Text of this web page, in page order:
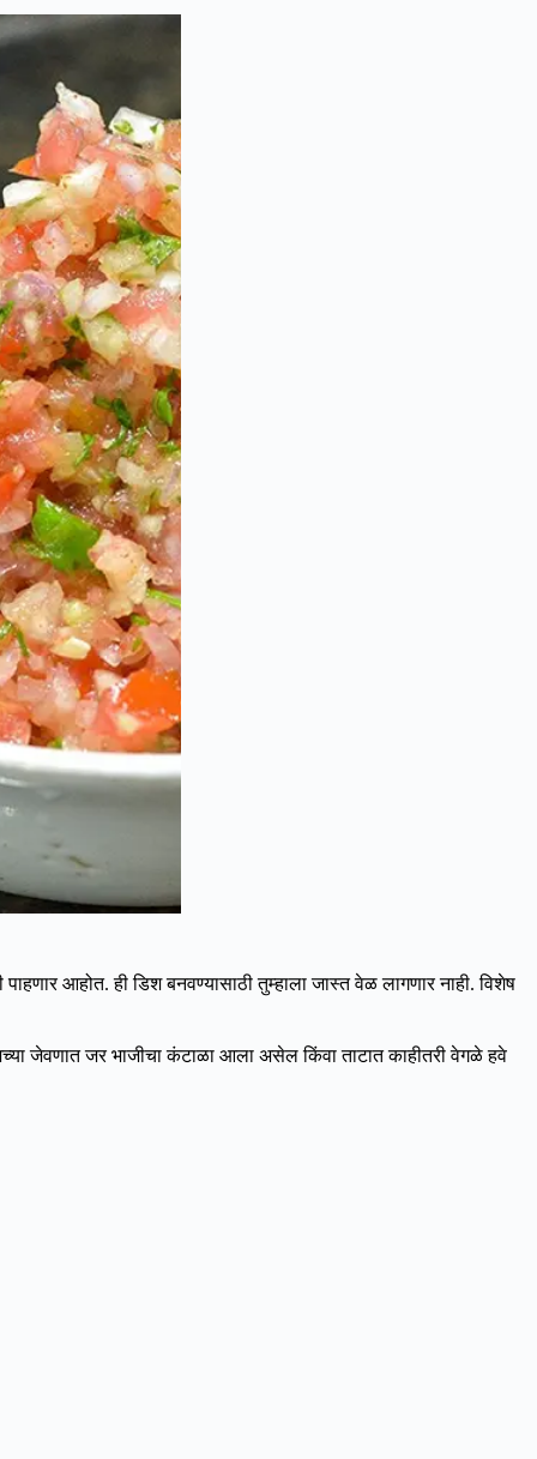
आहोत. ही डिश बनवण्यासाठी तुम्हाला जास्त वेळ लागणार नाही. विशेष
जेवणात जर भाजीचा कंटाळा आला असेल किंवा ताटात काहीतरी वेगळे हवे